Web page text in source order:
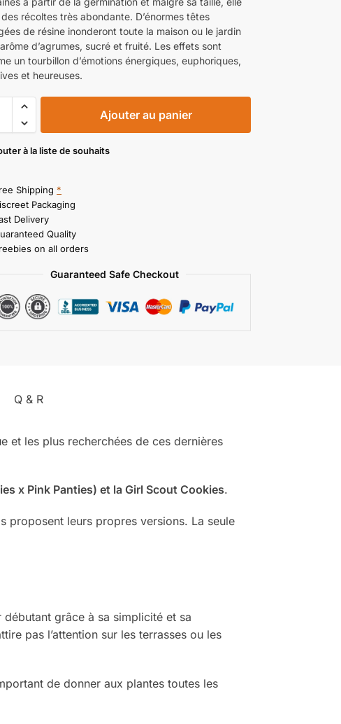
récoltes très abondante. D’énormes têtes
de résine inonderont toute la maison ou le jardin
arôme d’agrumes, sucré et fruité. Les effets sont
un tourbillon d’émotions énergiques, euphoriques,
et heureuses.
Ajouter au panier
à la liste de souhaits
Shipping *
Packaging
Delivery
Quality
on all orders
Guaranteed Safe Checkout
Q & R
et les plus recherchées de ces dernières
x Pink Panties) et la Girl Scout Cookies.
proposent leurs propres versions. La seule
grâce à sa simplicité et sa
pas l’attention sur les terrasses ou les
de donner aux plantes toutes les